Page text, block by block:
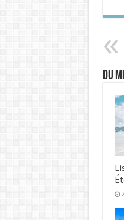
DU